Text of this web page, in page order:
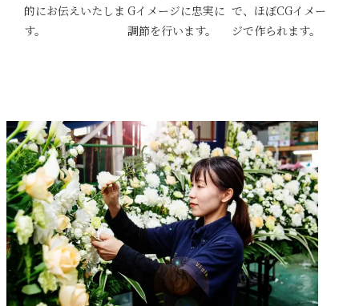
的にお伝えいたしま
す。
Gイメージに忠実に
調節を行います。
で、ほぼCGイメー
ジで作られます。